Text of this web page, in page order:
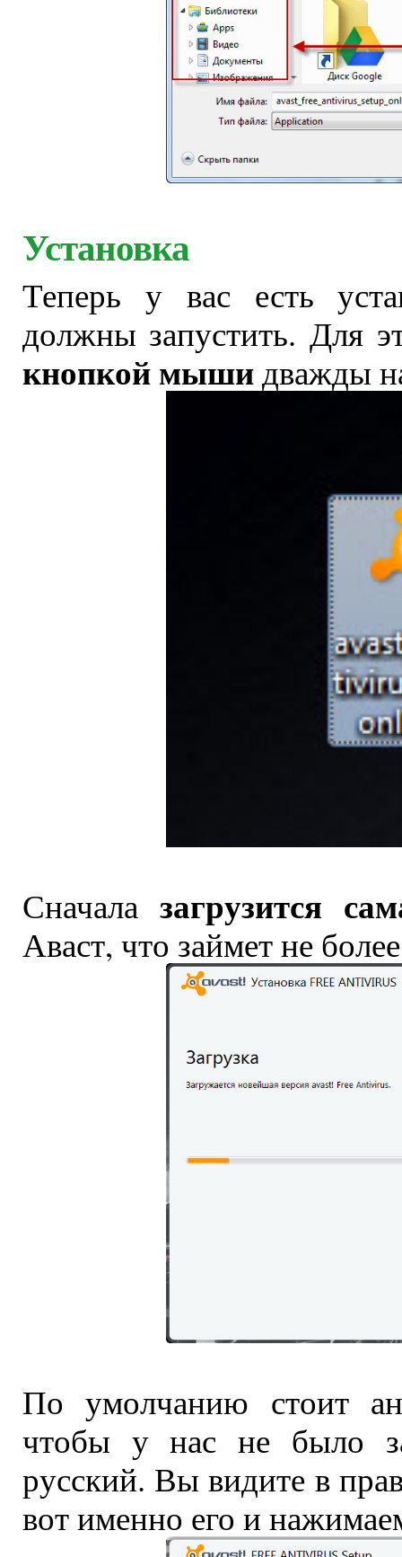
Установка
Теперь у вас есть
должны запустить. Для
кнопкой мышидважды
Сначала загрузится
Аваст, что займет не
По умолчанию стоит
чтобы у нас не было
русский. Вы видите в
вот именно его и